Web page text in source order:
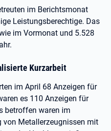
im Berichtsmonat
Leistungsberechtige. Das
im Vormonat und 5.528
Kurzarbeit
im April 68 Anzeigen für
es 110 Anzeigen für
betroffen waren im
von Metallerzeugnissen mit